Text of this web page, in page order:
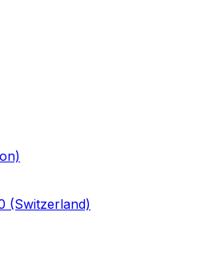
(Switzerland)